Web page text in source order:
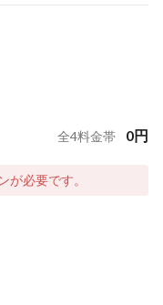
全4料金帯 0円
が必要です。